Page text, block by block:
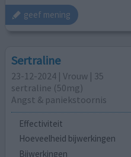
geef mening
Sertraline
23-12-2024 | Vrouw | 35
sertraline (50mg)
Angst & paniekstoornis
Effectiviteit
Hoeveelheid bijwerkingen
Bijwerkingen